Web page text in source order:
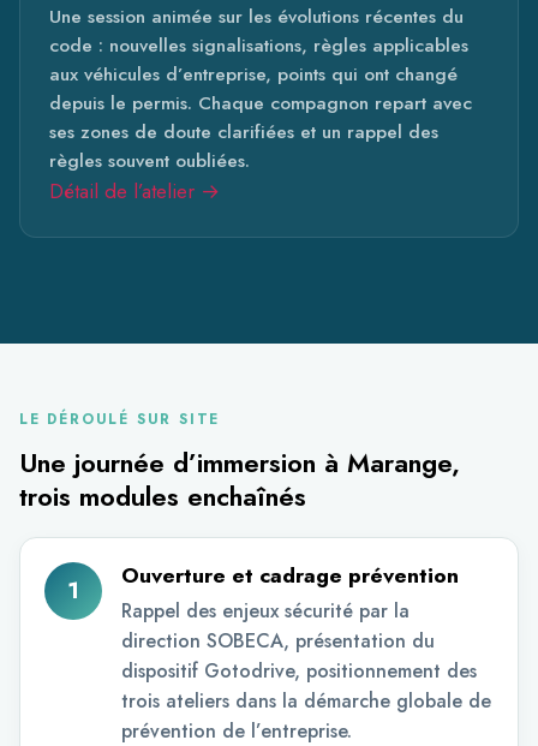
Une session animée sur les évolutions récentes du
code : nouvelles signalisations, règles applicables
aux véhicules d’entreprise, points qui ont changé
depuis le permis. Chaque compagnon repart avec
ses zones de doute clarifiées et un rappel des
règles souvent oubliées.
Détail de l’atelier →
LE DÉROULÉ SUR SITE
Une journée d’immersion à Marange,
trois modules enchaînés
1 Ouverture et cadrage prévention
Rappel des enjeux sécurité par la
direction SOBECA, présentation du
dispositif Gotodrive, positionnement des
trois ateliers dans la démarche globale de
prévention de l’entreprise.